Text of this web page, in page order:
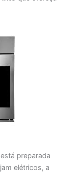
preparada
elétricos, a